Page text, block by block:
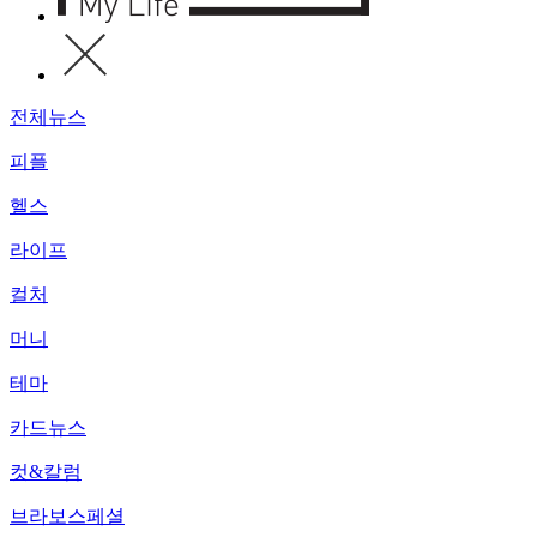
전체뉴스
피플
헬스
라이프
컬처
머니
테마
카드뉴스
컷&칼럼
브라보스페셜